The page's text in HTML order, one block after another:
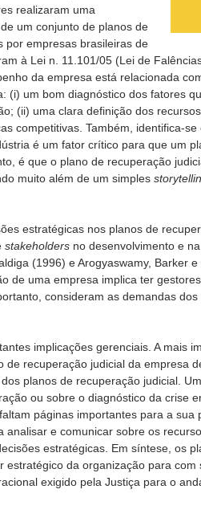
realizaram uma
um conjunto de planos de
por empresas brasileiras de
à Lei n. 11.101/05 (Lei de
da empresa está relacionada
(i) um bom diagnóstico dos fatores
(ii) uma clara definição dos
competitivas. Também, identifica-
é um fator crítico para que um
é que o plano de recuperação
muito além de um simples
estratégicas nos planos de
stakeholders no desenvolvimento e
(1996) e Arogyaswamy, Barker
de uma empresa implica ter
consideram as demandas dos
implicações gerenciais. A mais
de recuperação judicial da empresa
planos de recuperação judicial.
ou sobre o diagnóstico da crise
páginas importantes para a sua
analisar e comunicar sobre os
estratégicas. Em síntese, os
estratégico da organização para
exigido pela Justiça para o